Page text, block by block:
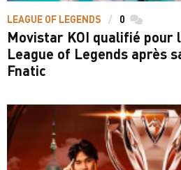
LEAGUE OF LEGENDS 0
Movistar KOI qualifié pour
League of Legends après
Fnatic